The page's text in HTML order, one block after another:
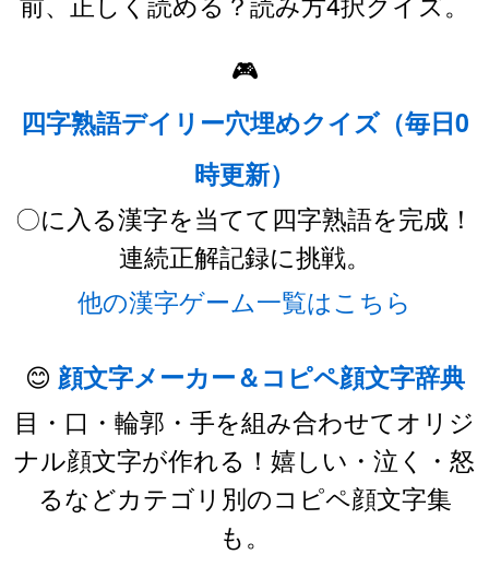
🎮
四字熟語デイリー穴埋めクイズ（毎日0
時更新）
〇に入る漢字を当てて四字熟語を完成！
連続正解記録に挑戦。
他の漢字ゲーム一覧はこちら
😊 顔文字メーカー＆コピペ顔文字辞典
目・口・輪郭・手を組み合わせてオリジ
ナル顔文字が作れる！嬉しい・泣く・怒
るなどカテゴリ別のコピペ顔文字集
も。